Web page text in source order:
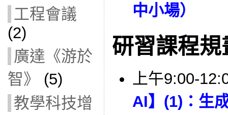
工程會議
(2)
廣達《游於
智》
(5)
教學科技增
中小場）
研習課程規
上午9:00-
AI】(1)：生